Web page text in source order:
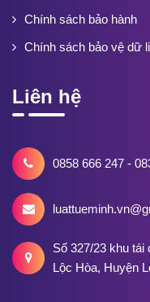
Chính sách bảo hành
Chính sách bảo vệ dữ
Liên hệ
0858 666 247 -
Số 327/23 khu
Lộc Hòa, Huyện